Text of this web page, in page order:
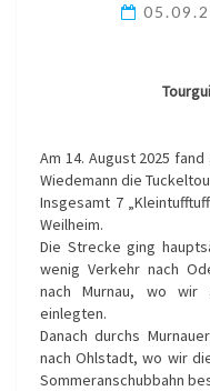
Am 14. August 2025
Wiedemann die
Insgesamt 7
Weilheim.
Die Strecke ging
wenig Verkehr nach
nach Murnau, wo wir
einlegten.
Danach durchs
nach Ohlstadt, wo wir
Sommeranschubbahn